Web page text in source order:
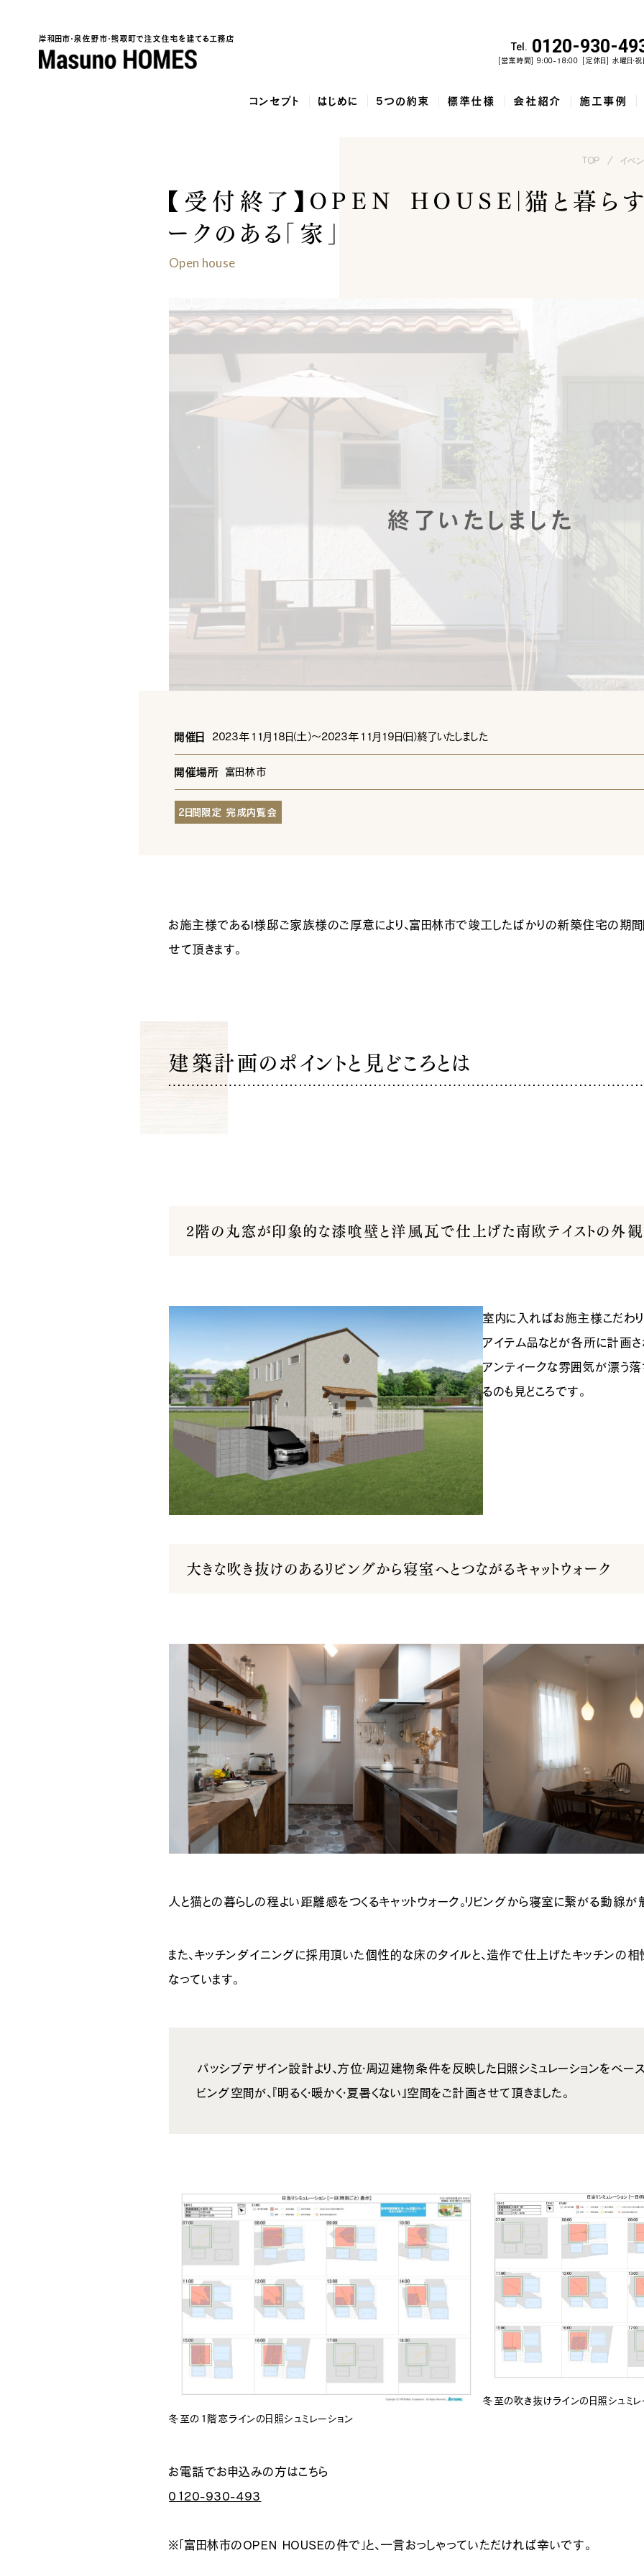
岸和田市・泉佐野市・熊取町で注文住宅を建てる工務店
Tel. 0120-930-
[営業時間] 9:00-18:00 [定休日] 水曜日・祝
コンセプト はじめに 5つの約束 標準仕様 会社紹介 施工事例
泉佐野市で建てた、勾配天井と家... 和歌山市で建てた、土間収納と吹... 泉佐野市
ナチュラル ナチュラル カントリー
TOP イベ
【受付終了】OPEN HOUSE｜猫と暮らす
ークのある「家」
Open house
終了いたしました
開催日 2023年11月18日（土）〜2023年11月19日（日）終了いたしました
開催場所 富田林市
2日間限定 完成内覧会
お施主様であるI様邸ご家族様のご厚意により、富田林市で竣工したばかりの新築住宅の期
せて頂きます。
建築計画のポイントと見どころとは
2階の丸窓が印象的な漆喰壁と洋風瓦で仕上げた南欧テイストの外
室内に入ればお施主様こだわ
アイテム品などが各所に計画さ
アンティークな雰囲気が漂う
るのも見どころです。
大きな吹き抜けのあるリビングから寝室へとつながるキャットウォーク
人と猫との暮らしの程よい距離感をつくるキャットウォーク。リビングから寝室に繋がる動線が
また、キッチンダイニングに採用頂いた個性的な床のタイルと、造作で仕上げたキッチンの相
なっています。
パッシブデザイン設計より、方位・周辺建物条件を反映した日照シミュレーションをベー
ビング空間が、『明るく・暖かく・夏暑くない』空間をご計画させて頂きました。
冬至の１階窓ラインの日照シュミレーション
冬至の吹き抜けラインの日照シュミレ
お電話でお申込みの方はこちら
0120-930-493
※「富田林市のOPEN HOUSEの件で」と、一言おっしゃっていただければ幸いです。